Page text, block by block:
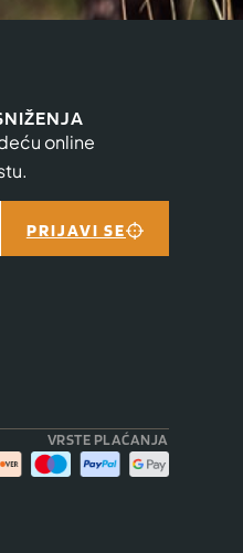
online
PRIJAVI SE
VRSTE PLAĆANJA